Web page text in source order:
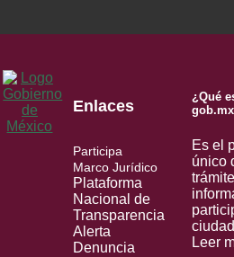
Enlaces
Participa
Marco Jurídico
Plataforma
Nacional de
Transparencia
Alerta
Denuncia
¿Qué
Es el
único
Leer